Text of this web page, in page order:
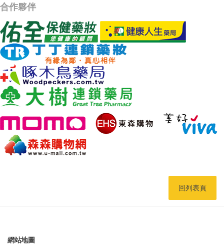
合作夥伴
回列表頁
網站地圖